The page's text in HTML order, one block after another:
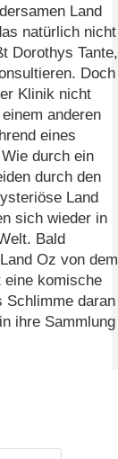
Land
natürlich nicht
Dorothys Tante,
Doch
Klinik nicht
anderen
eines
durch ein
durch den
Land
sich wieder in
Bald
Oz von dem
eine komische
Schlimme daran
ihre Sammlung